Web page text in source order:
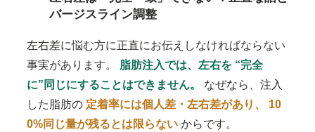
バージスライン調整
左右差に悩む方に正直にお伝えしなければならない
事実があります。 脂肪注入では、左右を “完全
に”同じにすることはできません。
なぜなら、注入
した脂肪の 定着率には個人差・左右差があり、 10
0%同じ量が残るとは限らない からです。